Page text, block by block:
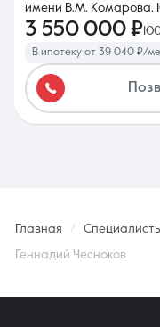
имени В.М. Комарова,
3 550 000 ₽
В ипотеку от 39 040 ₽/
Главная
Геннадий Чесноков